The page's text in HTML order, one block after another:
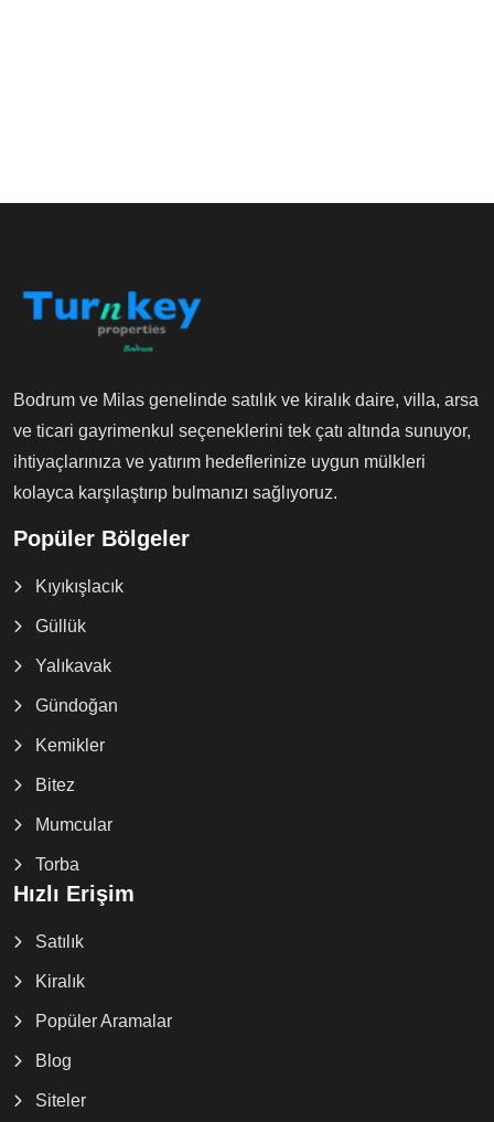
Bodrum ve Milas genelinde satılık ve kiralık daire, villa, arsa
ve ticari gayrimenkul seçeneklerini tek çatı altında sunuyor,
ihtiyaçlarınıza ve yatırım hedeflerinize uygun mülkleri
kolayca karşılaştırıp bulmanızı sağlıyoruz.
Popüler Bölgeler
Kıyıkışlacık
Güllük
Yalıkavak
Gündoğan
Kemikler
Bitez
Mumcular
Torba
Hızlı Erişim
Satılık
Kiralık
Popüler Aramalar
Blog
Siteler